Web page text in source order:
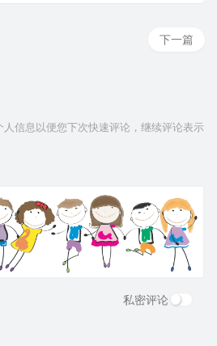
下一篇
人信息以便您下次快速评论，继续评论表示
私密评论